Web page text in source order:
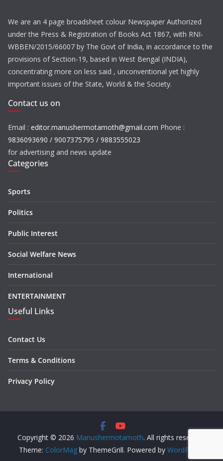
We are an 4 page broadsheet colour Newspaper Authorized
under the Press & Registration of Books Act 1867, with RNI-
WBBEN/2015/66007 by The Govt of India, in accordance to the
provisions of Section-19, based in West Bengal (INDIA),
concentrating more on less said , unconventional yet highly
important issues of the State, World & the Society.
Contact us on
Email : editor.manushermotamoth@gmail.com Phone :
9836093690 / 9007375795 / 9883555023
for advertising and news update
Categories
Sports
Politics
Public Interest
Social Welfare News
International
ENTERTAINMENT
Useful Links
Contact Us
Terms & Conditions
Privacy Policy
Copyright © 2026 Manushermotamoth. All rights reserved.
Theme: ColorMag by ThemeGrill. Powered by WordPress